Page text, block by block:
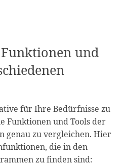
und
für Ihre Bedürfnisse zu
Funktionen und Tools der
genau zu vergleichen. Hier
die in den
zu finden sind: